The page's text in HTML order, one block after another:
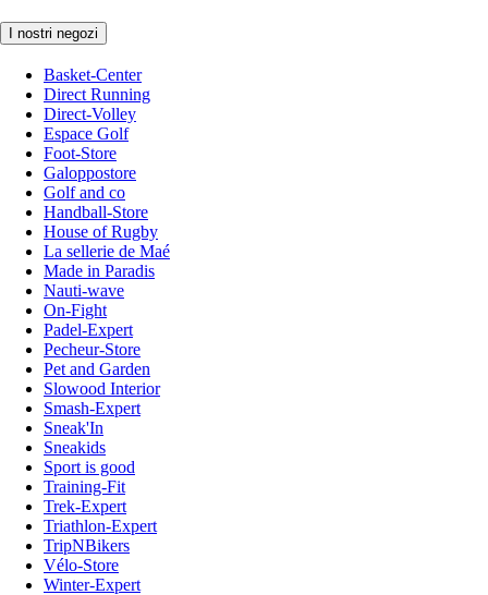
I nostri negozi
Basket-Center
Direct Running
Direct-Volley
Espace Golf
Foot-Store
Galoppostore
Golf and co
Handball-Store
House of Rugby
La sellerie de Maé
Made in Paradis
Nauti-wave
On-Fight
Padel-Expert
Pecheur-Store
Pet and Garden
Slowood Interior
Smash-Expert
Sneak'In
Sneakids
Sport is good
Training-Fit
Trek-Expert
Triathlon-Expert
TripNBikers
Vélo-Store
Winter-Expert